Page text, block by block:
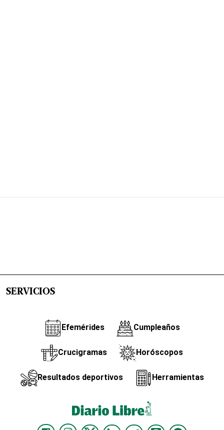
SERVICIOS
Efemérides Cumpleaños
Crucigramas Horóscopos
Resultados deportivos Herramientas